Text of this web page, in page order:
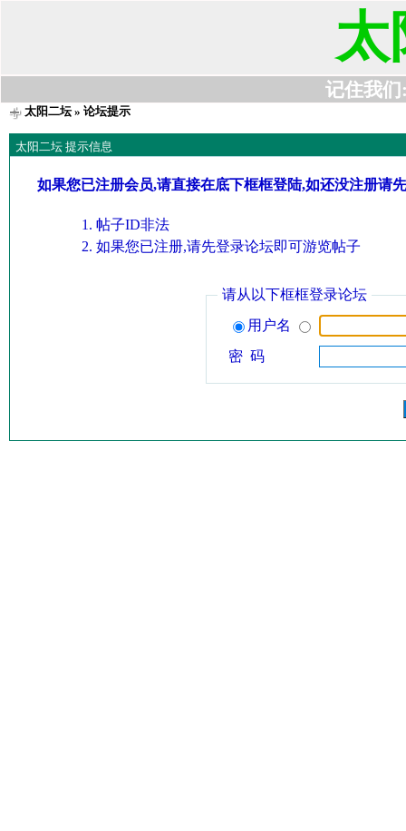
太
记住我们
太阳二坛» 论坛提示
太阳二坛 提示信息
如果您已注册会员,请直接在底下框框登陆,如还没注册请
帖子ID非法
如果您已注册,请先登录论坛即可游览帖子
请从以下框框登录论坛
用户名
密 码